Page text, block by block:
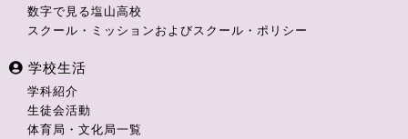
数字で見る塩山高校
スクール・ミッションおよびスクール・ポリシー
学校生活
学科紹介
生徒会活動
体育局・文化局一覧